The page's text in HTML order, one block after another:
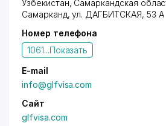
Узбекистан, Самаркандская
Самарканд,ул. ДАГБИТСКАЯ, 53 А
Номер телефона
1061...Показать
E-mail
info@glfvisa.com
Сайт
glfvisa.com